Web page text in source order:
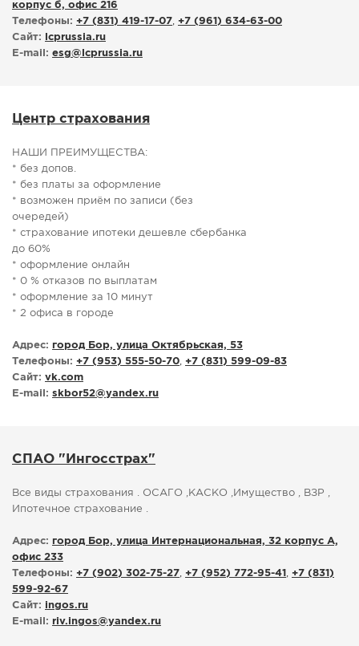
корпус б, офис 216
Телефоны: +7 (831) 419-17-07, +7 (961) 634-63-00
Сайт:
lcprussia.ru
E-mail: esg@ lcprussia.ru
Центр страхования
НАШИ ПРЕИМУЩЕСТВА:
* без допов.
* без платы за оформление
* возможен приём по записи (без
очередей)
* страхование ипотеки дешевле сбербанка
до 60%
* оформление онлайн
* 0 % отказов по выплатам
* оформление за 10 минут
* 2 офиса в городе
Адрес: город Бор, улица Октябрьская, 53
Телефоны: +7 (953) 555-50-70, +7 (831) 599-09-83
Сайт: vk.com
E-mail: skbor52@yandex.ru
СПАО "Ингосстрах"
Все виды страхования . ОСАГО ,КАСКО ,Имущество , ВЗР ,
Ипотечное страхование .
Адрес: город Бор, улица Интернациональная, 32 корпус А,
офис 233
Телефоны: +7 (902) 302-75-27, +7 (952) 772-95-41 , +7 (831)
599-92-67
Сайт: ingos.ru
E-mail: riv.ingos@yandex.ru